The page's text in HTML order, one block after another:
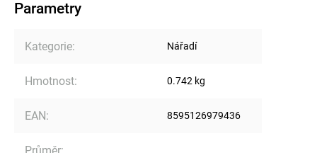
Parametry
Kategorie: Nářadí
Hmotnost: 0.742 kg
EAN: 8595126979436
Průměr: